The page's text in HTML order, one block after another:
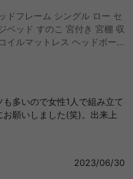
ドフレーム シングル ロー セ
ベッド すのこ 宮付き 宮棚 収
多いので女性1人で組み立て
願いしました(笑)。出来上
2023/06/30